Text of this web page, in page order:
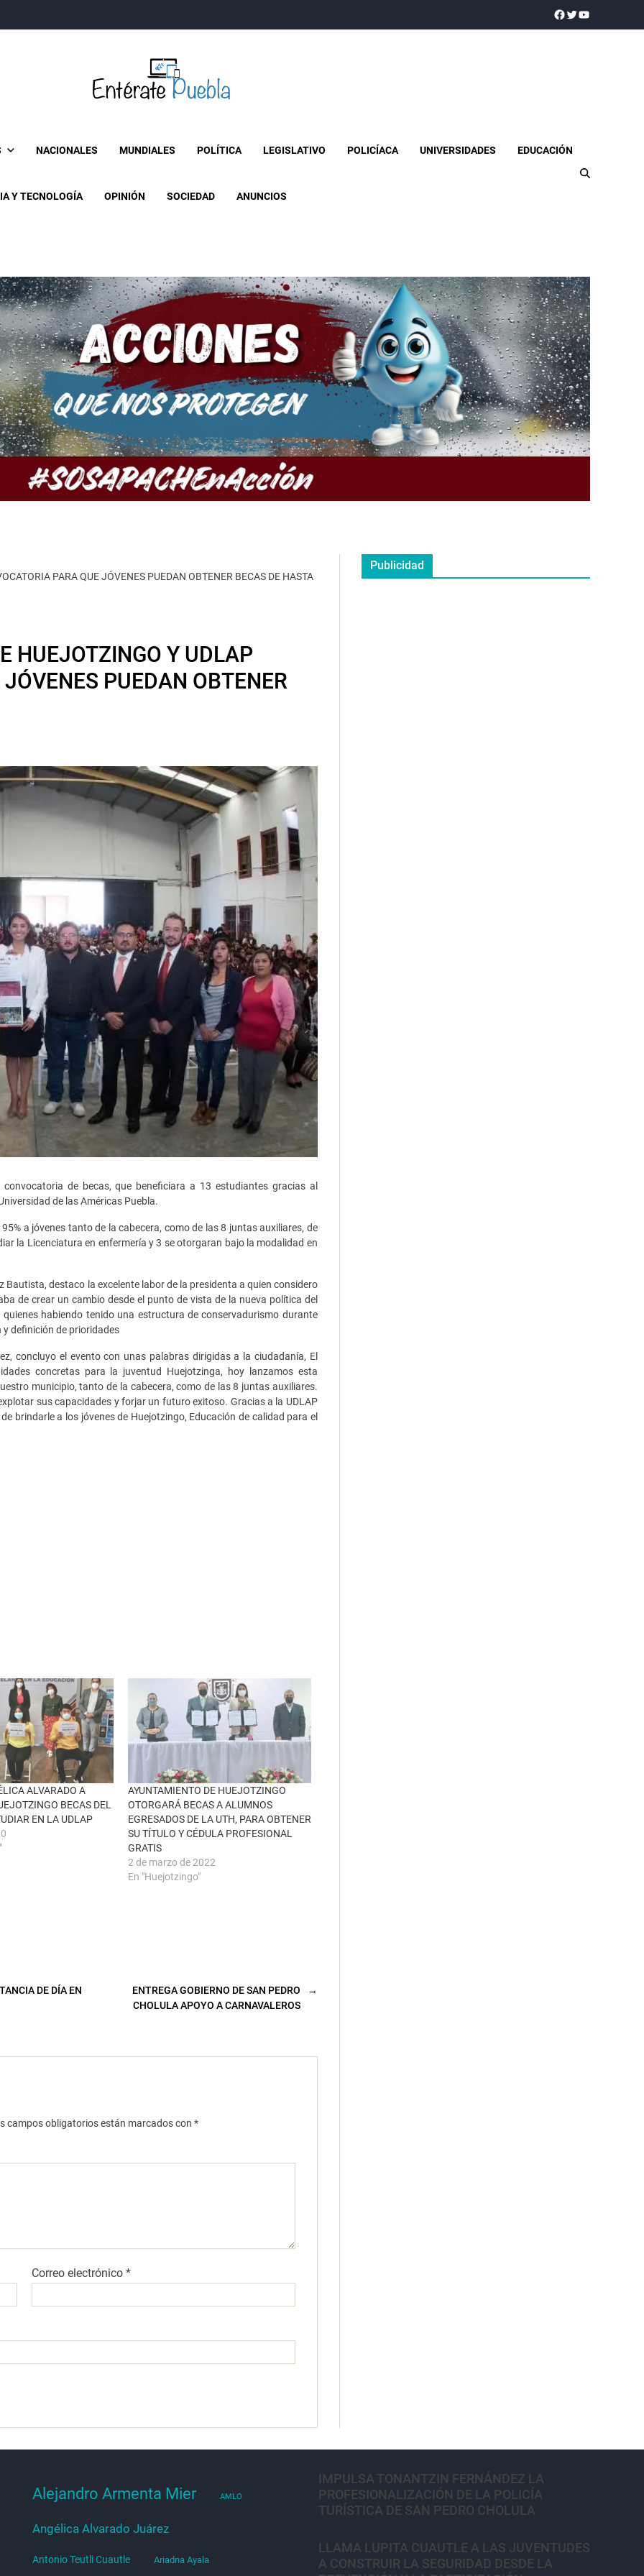
NACIONALES MUNDIALES POLÍTICA LEGISLATIVO POLICÍACA UNIVERSIDADES EDUCACIÓN
Y TECNOLOGÍA OPINIÓN SOCIEDAD ANUNCIOS
PARA QUE JÓVENES PUEDAN OBTENER BECAS DE HASTA
HUEJOTZINGO Y UDLAP
PUEDAN OBTENER
de becas, que beneficiara a 13 estudiantes gracias al
de las Américas Puebla.
a jóvenes tanto de la cabecera, como de las 8 juntas auxiliares, de
la Licenciatura en enfermería y 3 se otorgaran bajo la modalidad en
Bautista, destaco la excelente labor de la presidenta a quien considero
de crear un cambio desde el punto de vista de la nueva política del
habiendo tenido una estructura de conservadurismo durante
definición de prioridades
concluyo el evento con unas palabras dirigidas a la ciudadanía, El
concretas para la juventud Huejotzinga, hoy lanzamos esta
municipio, tanto de la cabecera, como de las 8 juntas auxiliares.
sus capacidades y forjar un futuro exitoso. Gracias a la UDLAP
brindarle a los jóvenes de Huejotzingo, Educación de calidad para el
ALVARADO A
BECAS DEL
EN LA UDLAP
AYUNTAMIENTO DE HUEJOTZINGO
OTORGARÁ BECAS A ALUMNOS
EGRESADOS DE LA UTH, PARA OBTENER
SU TÍTULO Y CÉDULA PROFESIONAL
GRATIS
2 de marzo de 2022
En "Huejotzingo"
DE DÍA EN
→
ENTREGA GOBIERNO DE SAN PEDRO
CHOLULA APOYO A CARNAVALEROS
campos obligatorios están marcados con *
Correo electrónico*
Publicidad
Alejandro Armenta Mier AMLO
Angélica Alvarado Juárez
Antonio Teutli Cuautle Ariadna Ayala
IMPULSA TONANTZIN FERNÁNDEZ LA
PROFESIONALIZACIÓN DE LA POLICÍA
TURÍSTICA DE SAN PEDRO CHOLULA
LLAMA LUPITA CUAUTLE A LAS JUVENTUDES
A CONSTRUIR LA SEGURIDAD DESDE LA